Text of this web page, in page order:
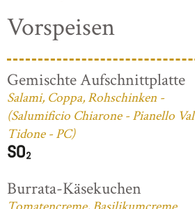
Vorspeisen
Gemischte Aufschnittplatte
Salami, Coppa, Rohschinken -
(Salumificio Chiarone - Pianello Val
Tidone - PC)
Burrata-Käsekuchen